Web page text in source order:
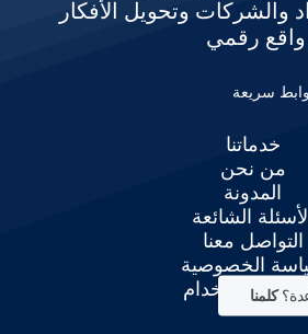
والشركات وتحويل الأفكار
واقع رقمي
سريعة
خدماتنا
من نحن
المدونة
الأسئلة الشائعة
التواصل معنا
الخصوصية
الإستخدام
كلمنا